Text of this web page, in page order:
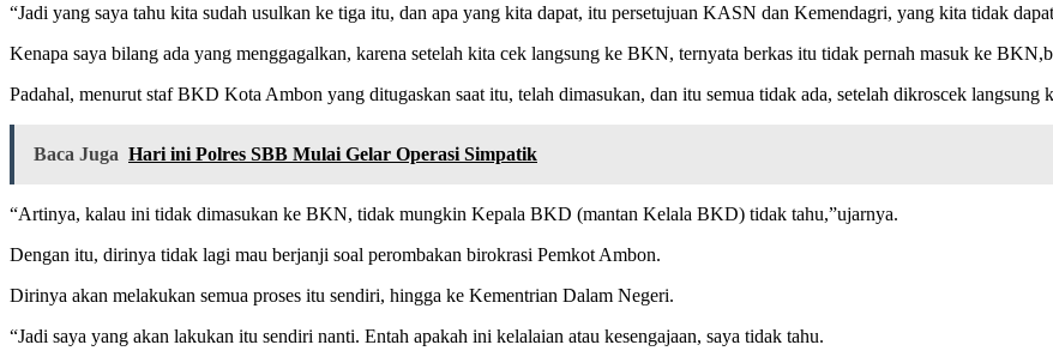
“Jadi yang saya tahu kita sudah usulkan ke tiga itu, dan apa yang kita dapat, itu persetujuan KASN dan Kemendagri, yang kita tidak
Kenapa saya bilang ada yang menggagalkan, karena setelah kita cek langsung ke BKN, ternyata berkas itu tidak pernah masuk ke
Padahal, menurut staf BKD Kota Ambon yang ditugaskan saat itu, telah dimasukan, dan itu semua tidak ada, setelah dikroscek langsung
Baca Juga Hari ini Polres SBB Mulai Gelar Operasi Simpatik
“Artinya, kalau ini tidak dimasukan ke BKN, tidak mungkin Kepala BKD (mantan Kelala BKD) tidak tahu,”ujarnya.
Dengan itu, dirinya tidak lagi mau berjanji soal perombakan birokrasi Pemkot Ambon.
Dirinya akan melakukan semua proses itu sendiri, hingga ke Kementrian Dalam Negeri.
“Jadi saya yang akan lakukan itu sendiri nanti. Entah apakah ini kelalaian atau kesengajaan, saya tidak tahu.